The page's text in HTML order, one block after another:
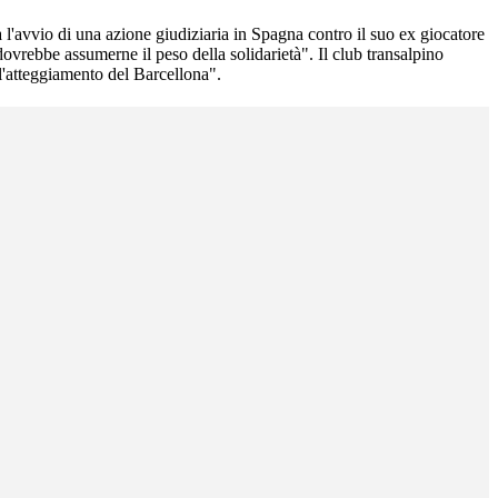
di una azione giudiziaria in Spagna contro il suo ex giocatore
assumerne il peso della solidarietà". Il club transalpino
del Barcellona".